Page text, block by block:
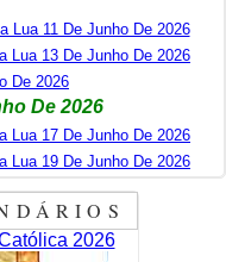
Lua 11 De Junho De 2026
Lua 13 De Junho De 2026
De 2026
De 2026
Lua 17 De Junho De 2026
Lua 19 De Junho De 2026
2026